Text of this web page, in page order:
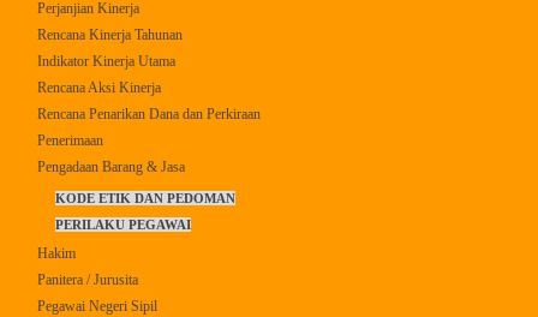
Perjanjian Kinerja
Rencana Kinerja Tahunan
Indikator Kinerja Utama
Rencana Aksi Kinerja
Rencana Penarikan Dana dan Perkiraan
Penerimaan
Pengadaan Barang & Jasa
KODE ETIK DAN PEDOMAN
PERILAKU PEGAWAI
Hakim
Panitera / Jurusita
Pegawai Negeri Sipil